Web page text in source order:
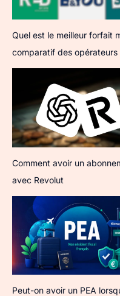
Quel est le meilleur forfait
comparatif des
Comment avoir un
avec Revolut
Peut-on avoir un PEA